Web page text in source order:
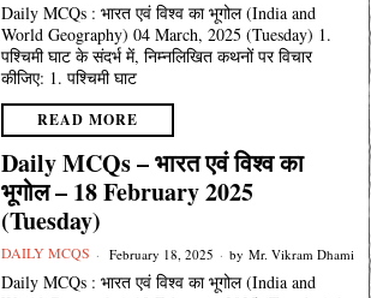
Daily MCQs : भारत एवं विश्व का भूगोल (India and
World Geography) 04 March, 2025 (Tuesday) 1.
पश्चिमी घाट के संदर्भ में, निम्नलिखित कथनों पर विचार
कीजिए: 1. पश्चिमी घाट
READ MORE
Daily MCQs – भारत एवं विश्व का
भूगोल – 18 February 2025
(Tuesday)
DAILY MCQS February 18, 2025 by Mr. Vikram Dhami
Daily MCQs : भारत एवं विश्व का भूगोल (India and